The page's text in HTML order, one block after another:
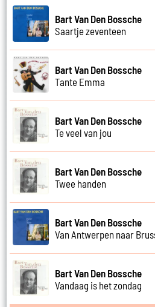
Bart Van Den Bossche
Saartje zeventeen
Bart Van Den Bossche
Tante Emma
Bart Van Den Bossche
Te veel van jou
Bart Van Den Bossche
Twee handen
Bart Van Den Bossche
Van Antwerpen naar
Bart Van Den Bossche
Vandaag is het zondag